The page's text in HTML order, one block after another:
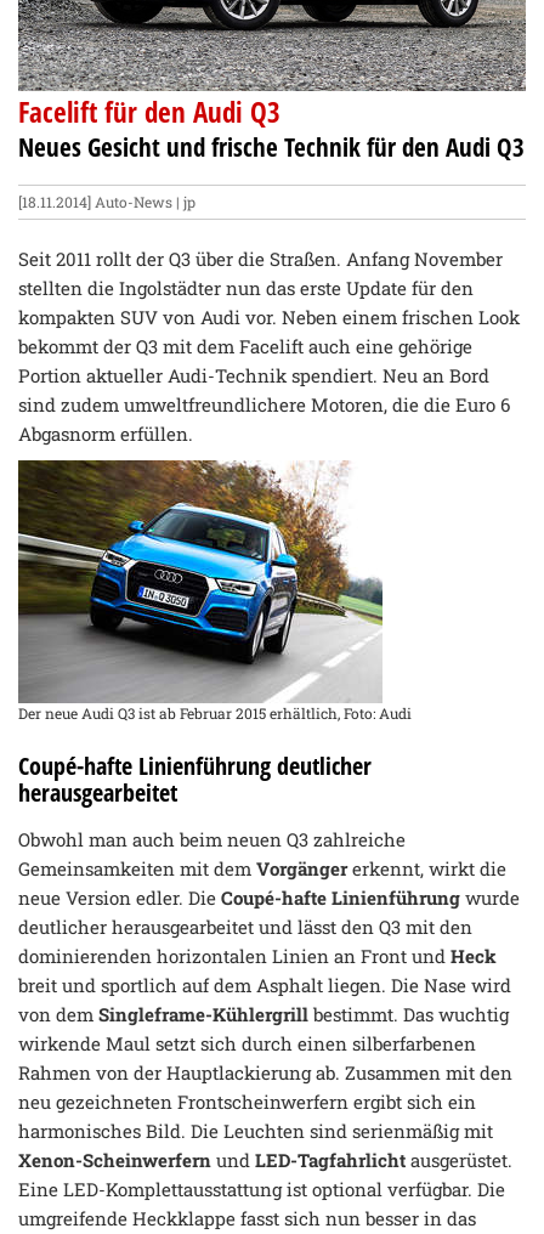
Facelift für den Audi Q3
Neues Gesicht und frische Technik für den Audi Q3
[18.11.2014] Auto-News | jp
Seit 2011 rollt der Q3 über die Straßen. Anfang November
stellten die Ingolstädter nun das erste Update für den
kompakten SUV von Audi vor. Neben einem frischen Look
bekommt der Q3 mit dem Facelift auch eine gehörige
Portion aktueller Audi-Technik spendiert. Neu an Bord
sind zudem umweltfreundlichere Motoren, die die Euro 6
Abgasnorm erfüllen.
Der neue Audi Q3 ist ab Februar 2015 erhältlich, Foto: Audi
Coupé-hafte Linienführung deutlicher
herausgearbeitet
Obwohl man auch beim neuen Q3 zahlreiche
Gemeinsamkeiten mit dem Vorgängererkennt, wirkt die
neue Version edler. Die Coupé-hafte Linienführung wurde
deutlicher herausgearbeitet und lässt den Q3 mit den
dominierenden horizontalen Linien an Front und Heck
breit und sportlich auf dem Asphalt liegen. Die Nase wird
von dem Singleframe-Kühlergrill bestimmt. Das wuchtig
wirkende Maul setzt sich durch einen silberfarbenen
Rahmen von der Hauptlackierung ab. Zusammen mit den
neu gezeichneten Frontscheinwerfern ergibt sich ein
harmonisches Bild. Die Leuchten sind serienmäßig mit
Xenon-Scheinwerfern und LED-Tagfahrlicht ausgerüstet.
Eine LED-Komplettausstattung ist optional verfügbar. Die
umgreifende Heckklappe fasst sich nun besser in das